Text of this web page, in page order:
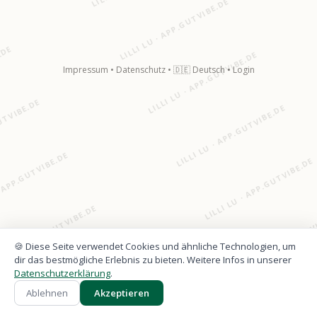
LILLI LU · APP.GUTVIBE.DE
LILLI LU · APP.GUTVIBE.DE
· APP.GUTVIBE.DE
LILLI LU · APP.GUTVIBE.DE
LILLI LU · APP.GUTVIBE.DE
LILLI LU · APP.GUTVIBE.DE
LILLI LU ·
Impressum • Datenschutz• 🇩🇪 Deutsch•Login
🍪 Diese Seite verwendet Cookies und ähnliche Technologien, um
dir das bestmögliche Erlebnis zu bieten. Weitere Infos in unserer
Datenschutzerklärung.
Ablehnen
Akzeptieren